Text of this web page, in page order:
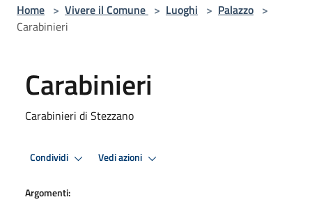
Home > Vivere il Comune > Luoghi > Palazzo >
Carabinieri
Carabinieri
Carabinieri di Stezzano
Condividi Vedi azioni
Argomenti: